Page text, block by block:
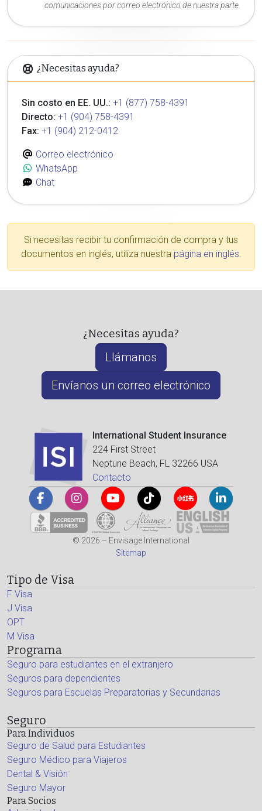
comunicaciones por correo electrónico de nuestra parte.
¿Necesitas ayuda?
Sin costo en EE. UU.: +1 (877) 758-4391
Directo: +1 (904) 758-4391
Fax: +1 (904) 212-0412
Correo electrónico
WhatsApp
Chat
Si necesitas recibir tu confirmación de compra y tus
documentos en inglés, utiliza nuestra página en inglés.
¿Necesitas ayuda?
Llámanos
Envíanos un correo electrónico
International Student Insurance
224 First Street
Neptune Beach, FL 32266 USA
Contacto
© 2026 – Envisage International
Sitemap
Tipo de Visa
F Visa
J Visa
OPT
M Visa
Programa
Seguro para estudiantes en el extranjero
Seguros para dependientes
Seguros para Escuelas Preparatorias y Secundarias
Seguro
Para Individuos
Seguro de Salud para Estudiantes
Seguro Médico para Viajeros
Dental & Visión
Seguro Mayor
Para Socios